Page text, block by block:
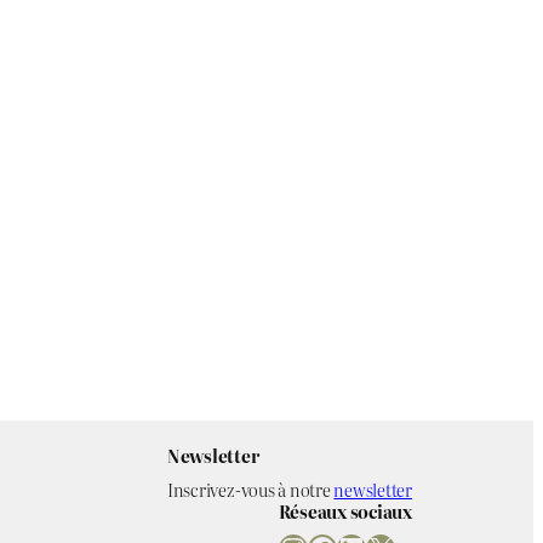
Newsletter
Inscrivez-vous à notrenewsletter
Réseaux sociaux